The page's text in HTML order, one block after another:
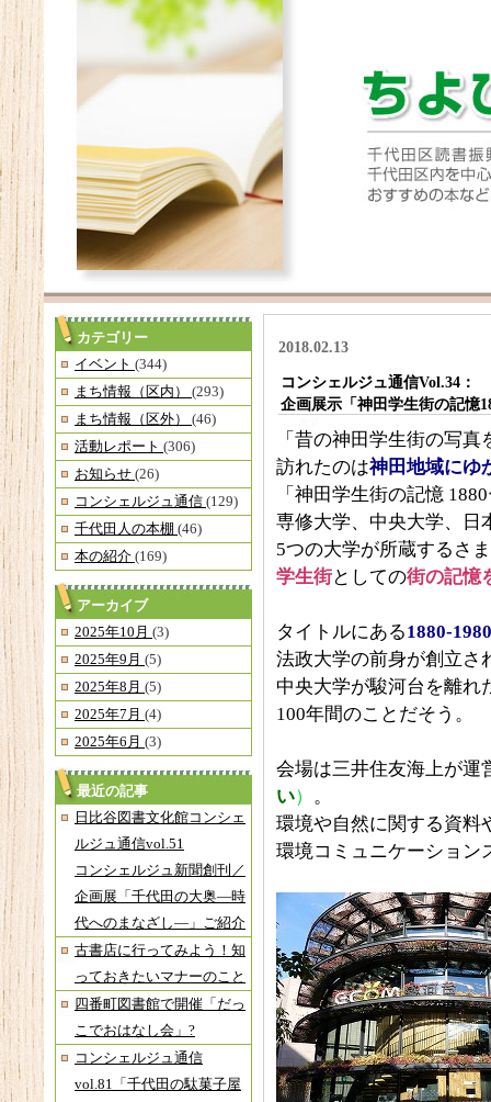
カテゴリー
イベント (344)
まち情報（区内） (293)
まち情報（区外） (46)
活動レポート (306)
お知らせ (26)
コンシェルジュ通信 (129)
千代田人の本棚 (46)
本の紹介 (169)
アーカイブ
2025年10月 (3)
2025年9月 (5)
2025年8月 (5)
2025年7月 (4)
2025年6月 (3)
最近の記事
日比谷図書文化館コンシェ
ルジュ通信vol.51
コンシェルジュ新聞創刊／
企画展「千代田の大奥―時
代へのまなざし―」ご紹介
古書店に行ってみよう！知
っておきたいマナーのこと
四番町図書館で開催「だっ
こでおはなし会」?
コンシェルジュ通信
vol.81「千代田の駄菓子屋
2018.02.13
コンシェルジュ通信Vol.34：
企画展示「神田学生街の記憶
「昔の神田学生街の写
訪れたのは神田地域にゆ
「神田学生街の記憶
専修大学、中央大学、日
5つの大学が所蔵するさ
学生街としての街の記憶
タイトルにある1880-1980
法政大学の前身が創立さ
中央大学が駿河台を離れ
100年間のことだそう。
会場は三井住友海上が運
い） 。
環境や自然に関する資料
環境コミュニケーション